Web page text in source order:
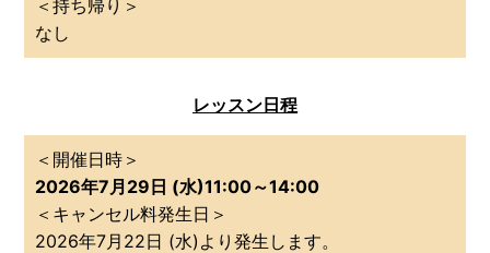
＜持ち帰り＞
なし
レッスン日程
＜開催日時＞
2026年7月29日 (水)11:00～14:00
＜キャンセル料発生日＞
2026年7月22日 (水)より発生します。